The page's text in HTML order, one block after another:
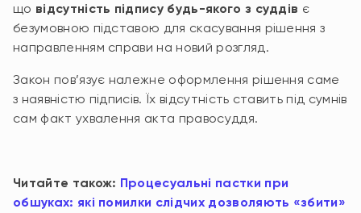
що відсутність підпису будь-якого з суддів є
безумовною підставою для скасування рішення з
направленням справи на новий розгляд.
Закон пов’язує належне оформлення рішення саме
з наявністю підписів. Їх відсутність ставить під сумнів
сам факт ухвалення акта правосуддя.
Читайте також: Процесуальні пастки при
обшуках: які помилки слідчих дозволяють «збити»